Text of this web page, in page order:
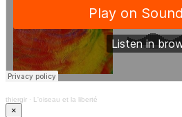
thiergir · L'oiseau et la liberté
×